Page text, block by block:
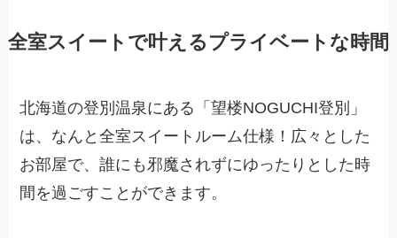
全室スイートで叶えるプライベートな時間
北海道の登別温泉にある「望楼NOGUCHI登別」
は、なんと全室スイートルーム仕様！広々とした
お部屋で、誰にも邪魔されずにゆったりとした時
間を過ごすことができます。